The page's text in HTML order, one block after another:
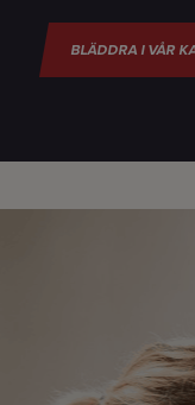
BLÄDDRA I VÅR